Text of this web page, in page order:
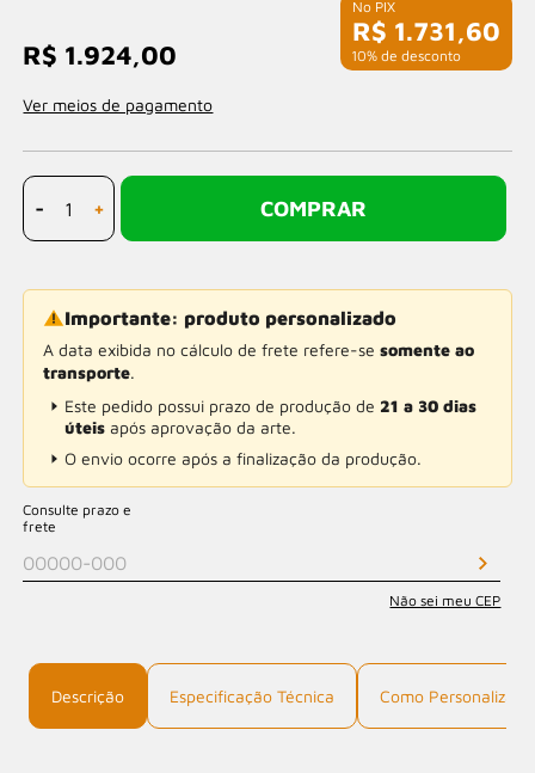
R$ 1.731,60
com 10% de desconto
R$ 1.924,00
Ver meios de pagamento
- + COMPRAR
Importante: produto personalizado
A data exibida no cálculo de frete refere-sesomente ao
transporte.
Este pedido possui prazo de produção de 21 a 30 dias
úteis após aprovação da arte.
O envio ocorre após a finalização da produção.
Consulte prazo e
frete
Não sei meu CEP
Descrição Especificação Técnica Como Personalizar